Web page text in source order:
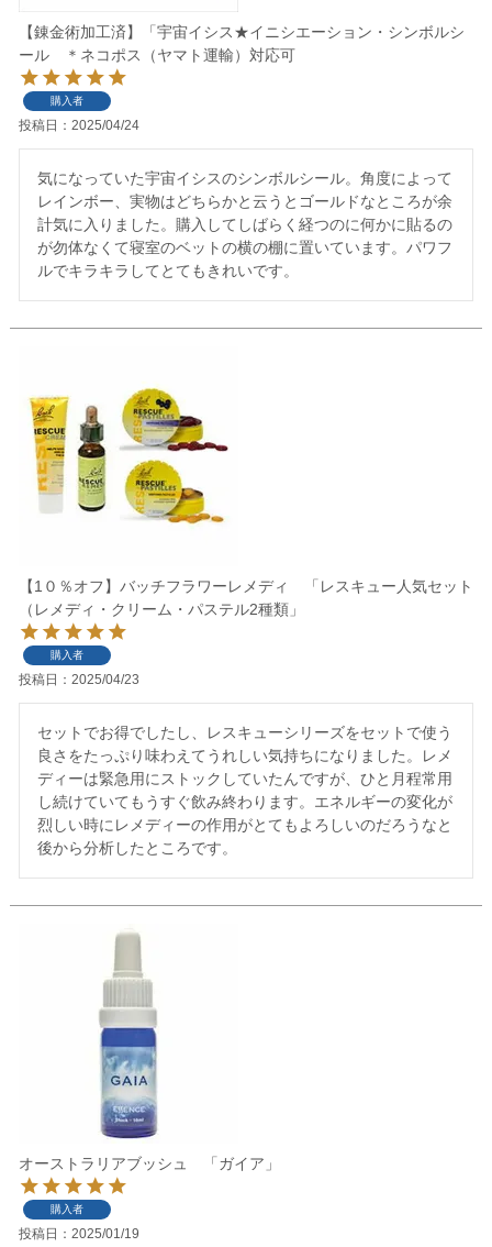
【錬金術加工済】「宇宙イシス★イニシエーション・シンボルシ
ール ＊ネコポス（ヤマト運輸）対応可
購入者
投稿日 2025/04/24
気になっていた宇宙イシスのシンボルシール。角度によって
レインボー、実物はどちらかと云うとゴールドなところが余
計気に入りました。購入してしばらく経つのに何かに貼るの
が勿体なくて寝室のベットの横の棚に置いています。パワフ
ルでキラキラしてとてもきれいです。
【1０％オフ】バッチフラワーレメディ 「レスキュー人気セット
（レメディ・クリーム・パステル2種類」
購入者
投稿日 2025/04/23
セットでお得でしたし、レスキューシリーズをセットで使う
良さをたっぷり味わえてうれしい気持ちになりました。レメ
ディーは緊急用にストックしていたんですが、ひと月程常用
し続けていてもうすぐ飲み終わります。エネルギーの変化が
烈しい時にレメディーの作用がとてもよろしいのだろうなと
後から分析したところです。
オーストラリアブッシュ 「ガイア」
購入者
投稿日 2025/01/19